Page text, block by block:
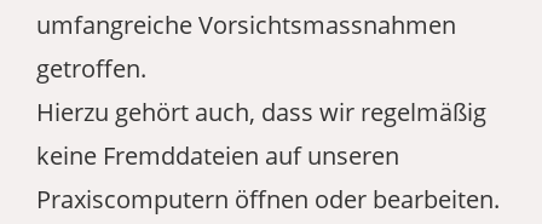
umfangreiche Vorsichtsmassnahmen
getroffen.
Hierzu gehört auch, dass wir regelmäßig
keine Fremddateien auf unseren
Praxiscomputern öffnen oder bearbeiten.